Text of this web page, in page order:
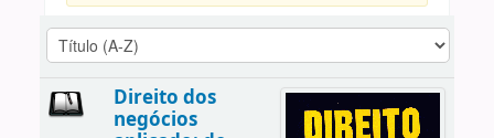
Direito dos
negócios